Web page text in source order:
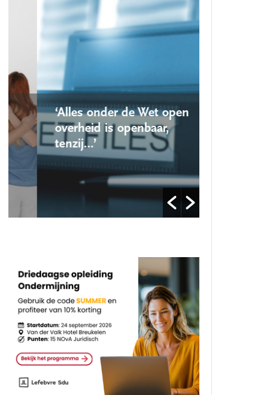
‘Alles onder de Wet open
overheid is openbaar,
tenzij…’